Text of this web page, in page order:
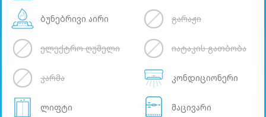
ბუნებრივი აირი გარაჟი
ელექტრო ღუმელი იატაკის გათბობა
კარმა კონდიციონერი
ლიფტი მაცივარი